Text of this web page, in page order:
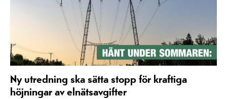
Ny utredning ska sätta stopp för kraftiga
höjningar av elnätsavgifter